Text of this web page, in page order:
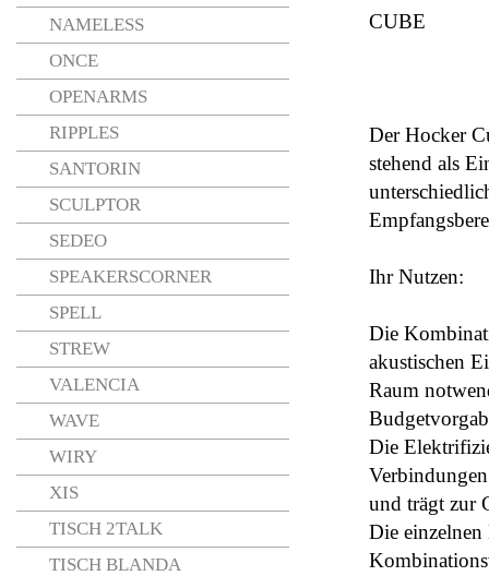
NAMELESS
ONCE
OPENARMS
RIPPLES
SANTORIN
SCULPTOR
SEDEO
SPEAKERSCORNER
SPELL
STREW
VALENCIA
WAVE
WIRY
XIS
TISCH 2TALK
TISCH BLANDA
CUBE
Der Hocker
stehend als
Ihr Nutzen:
Die
akustischen
Raum
Die
und trägt zur
Die